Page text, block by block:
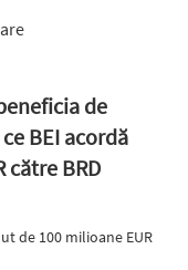
de
BEI acordă
către BRD
de 100 milioane EUR